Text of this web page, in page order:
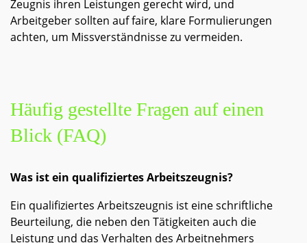
Zeugnis ihren Leistungen gerecht wird, und
Arbeitgeber sollten auf faire, klare Formulierungen
achten, um Missverständnisse zu vermeiden.
Häufig gestellte Fragen auf einen
Blick (FAQ)
Was ist ein qualifiziertes Arbeitszeugnis?
Ein qualifiziertes Arbeitszeugnis ist eine schriftliche
Beurteilung, die neben den Tätigkeiten auch die
Leistung und das Verhalten des Arbeitnehmers